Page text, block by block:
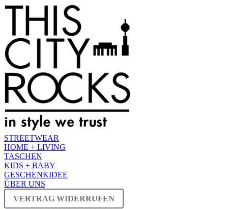
STREETWEAR
HOME + LIVING
TASCHEN
KIDS + BABY
GESCHENKIDEE
ÜBER UNS
VERTRAG WIDERRUFEN